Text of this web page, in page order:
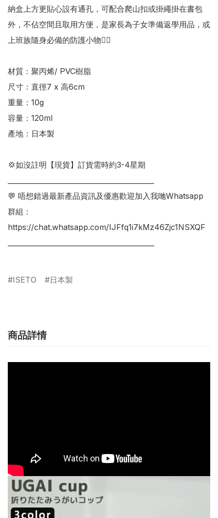
納盒上方更貼心設有通孔，可配合爬山扣或掛繩掛在書包
外，不佔空間且取用方便，是家長為子女準備返學用品，或
上班族隨身必備的防護小物👍🏻
材質：聚丙烯/ PVC樹脂
尺寸：直徑7 x 高6cm
重量：10g
容量：120ml
產地：日本製
💢如沒註明【現貨】訂貨需時約3-4星期
💬 唔想錯過最新產品資訊及優惠歡迎加入我哋Whatsapp
群組：
https://chat.whatsapp.com/IJFfq1i7kMz46Zjc1NSXQF
ISETO 日本製
商品詳情